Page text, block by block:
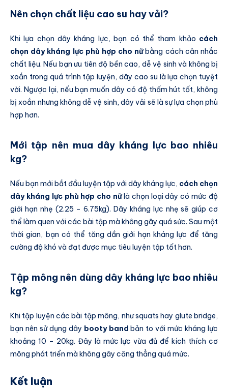
Nên chọn chất liệu cao su hay vải?
Khi lựa chọn dây kháng lực, bạn có thể tham khảo cách
chọn dây kháng lực phù hợp cho nữbằng cách cân nhắc
chất liệu. Nếu bạn ưu tiên độ bền cao, dễ vệ sinh và không bị
xoắn trong quá trình tập luyện, dây cao su là lựa chọn tuyệt
vời. Ngược lại, nếu bạn muốn dây có độ thấm hút tốt, không
bị xoắn nhưng không dễ vệ sinh, dây vải sẽ là sự lựa chọn phù
hợp hơn.
Mới tập nên mua dây kháng lực bao nhiêu
kg?
Nếu bạn mới bắt đầu luyện tập với dây kháng lực, cách chọn
dây kháng lực phù hợp cho nữlà chọn loại dây có mức độ
giới hạn nhẹ (2.25 – 6.75kg). Dây kháng lực nhẹ sẽ giúp cơ
thể làm quen với các bài tập mà không gây quá sức. Sau một
thời gian, bạn có thể tăng dần giới hạn kháng lực để tăng
cường độ khó và đạt được mục tiêu luyện tập tốt hơn.
Tập mông nên dùng dây kháng lực bao nhiêu
kg?
Khi tập luyện các bài tập mông, như squats hay glute bridge,
bạn nên sử dụng dây booty band bản to với mức kháng lực
khoảng 10 – 20kg. Đây là mức lực vừa đủ để kích thích cơ
mông phát triển mà không gây căng thẳng quá mức.
Kết luận